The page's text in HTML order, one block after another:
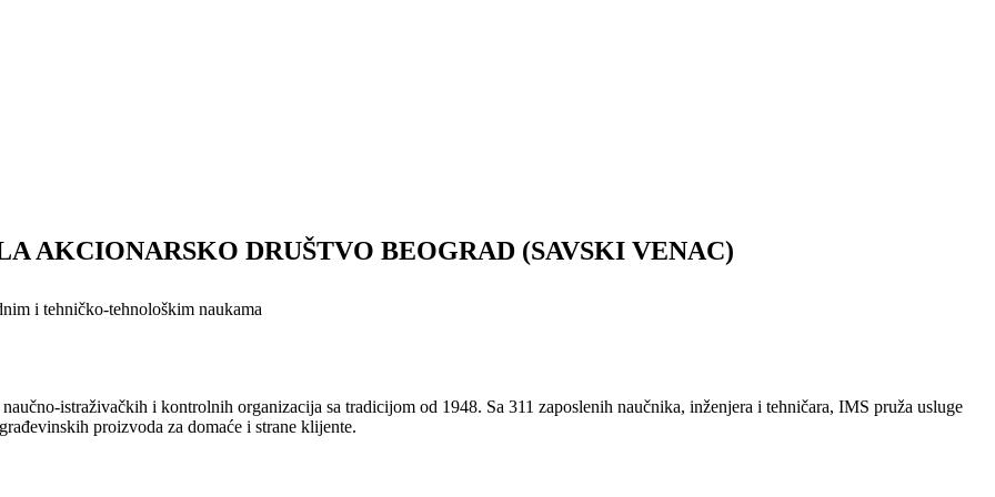
AKCIONARSKO DRUŠTVO BEOGRAD (SAVSKI VENAC)
i tehničko-tehnološkim naukama
istraživačkih i kontrolnih organizacija sa tradicijom od 1948. Sa 311 zaposlenih naučnika, inženjera i tehničara, IMS pruža usluge
proizvoda za domaće i strane klijente.